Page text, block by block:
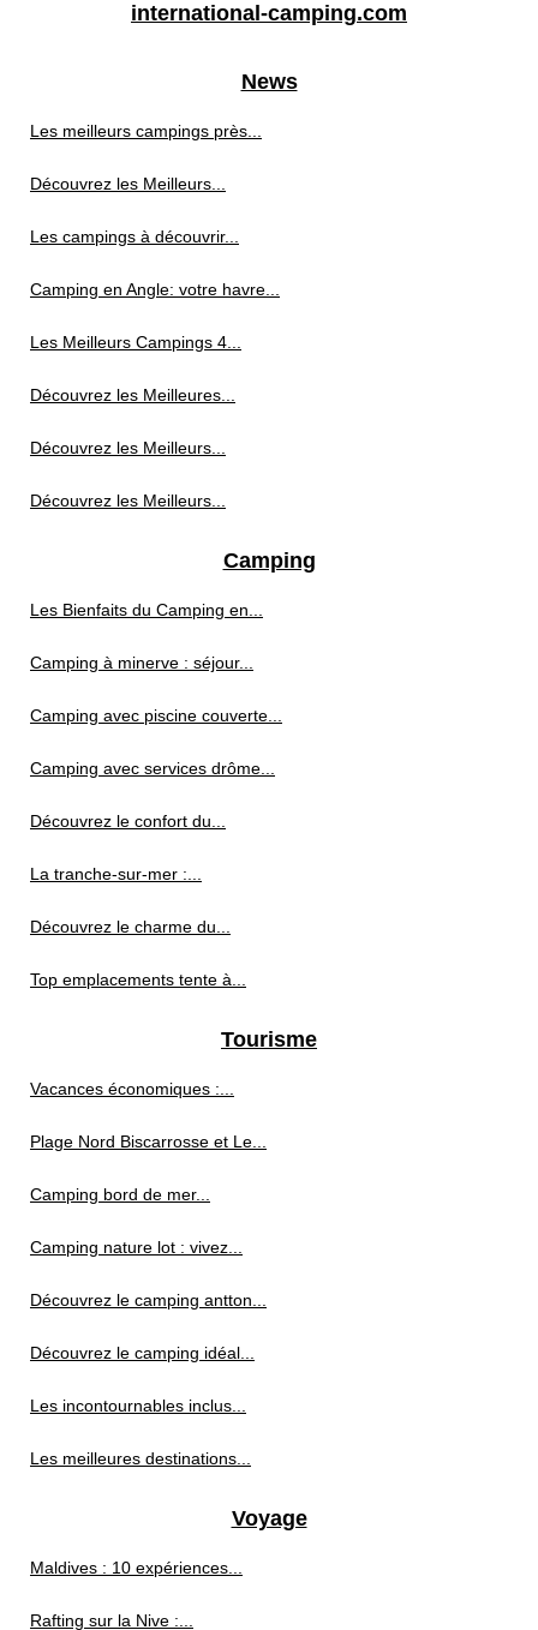
international-camping.com
News
Les meilleurs campings près...
Découvrez les Meilleurs...
Les campings à découvrir...
Camping en Angle: votre havre...
Les Meilleurs Campings 4...
Découvrez les Meilleures...
Découvrez les Meilleurs...
Découvrez les Meilleurs...
Camping
Les Bienfaits du Camping en...
Camping à minerve : séjour...
Camping avec piscine couverte...
Camping avec services drôme...
Découvrez le confort du...
La tranche-sur-mer :...
Découvrez le charme du...
Top emplacements tente à...
Tourisme
Vacances économiques :...
Plage Nord Biscarrosse et Le...
Camping bord de mer...
Camping nature lot : vivez...
Découvrez le camping antton...
Découvrez le camping idéal...
Les incontournables inclus...
Les meilleures destinations...
Voyage
Maldives : 10 expériences...
Rafting sur la Nive :...